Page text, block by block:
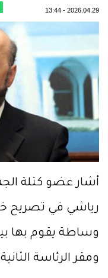
2026.04.29
-
13:44
أشار عضو كتلة
رياشي في تصريح
وساطة يقوم بها
ومقر الرئاسة